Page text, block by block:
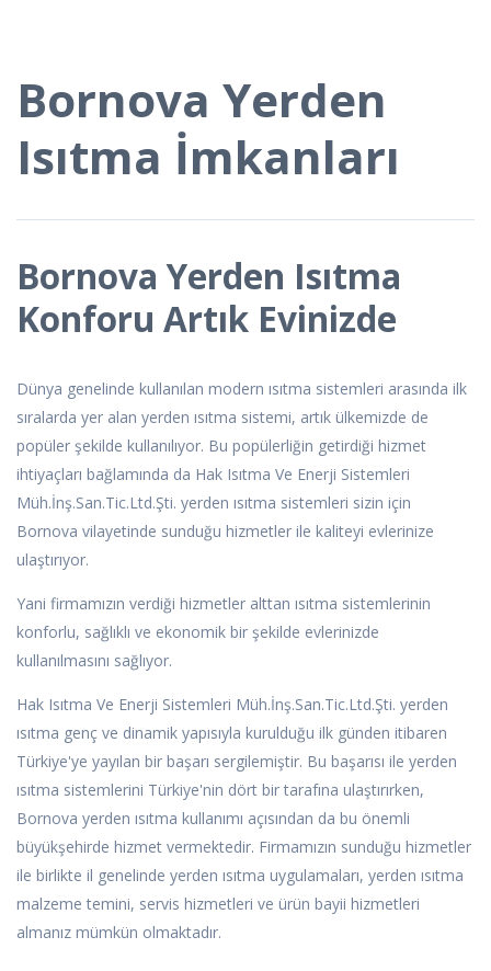
Bornova Yerden
Isıtma İmkanları
Bornova Yerden Isıtma
Konforu Artık Evinizde
Dünya genelinde kullanılan modern ısıtma sistemleri arasında ilk
sıralarda yer alan yerden ısıtma sistemi, artık ülkemizde de
popüler şekilde kullanılıyor. Bu popülerliğin getirdiği hizmet
ihtiyaçları bağlamında da Hak Isıtma Ve Enerji Sistemleri
Müh.İnş.San.Tic.Ltd.Şti. yerden ısıtma sistemleri sizin için
Bornova vilayetinde sunduğu hizmetler ile kaliteyi evlerinize
ulaştırıyor.
Yani firmamızın verdiği hizmetler alttan ısıtma sistemlerinin
konforlu, sağlıklı ve ekonomik bir şekilde evlerinizde
kullanılmasını sağlıyor.
Hak Isıtma Ve Enerji Sistemleri Müh.İnş.San.Tic.Ltd.Şti. yerden
ısıtma genç ve dinamik yapısıyla kurulduğu ilk günden itibaren
Türkiye'ye yayılan bir başarı sergilemiştir. Bu başarısı ile yerden
ısıtma sistemlerini Türkiye'nin dört bir tarafına ulaştırırken,
Bornova yerden ısıtma kullanımı açısından da bu önemli
büyükşehirde hizmet vermektedir. Firmamızın sunduğu hizmetler
ile birlikte il genelinde yerden ısıtma uygulamaları, yerden ısıtma
malzeme temini, servis hizmetleri ve ürün bayii hizmetleri
almanız mümkün olmaktadır.